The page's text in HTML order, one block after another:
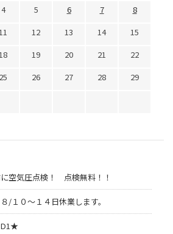
4 5 6 7
8
12 13 14
15
19 20 21
22
25 26 27 28
29
空気圧点検！ 点検無料！！
１０～１４日休業します。
D1★